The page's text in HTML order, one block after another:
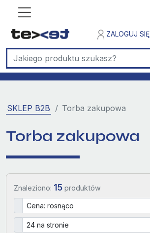
ZALOGUJ SIĘ
SKLEP B2B Torba zakupowa
Torba zakupowa
Znaleziono: 15 produktów